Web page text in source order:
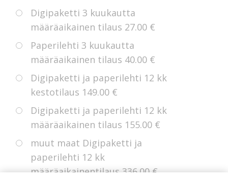
Digipaketti 3 kuukautta
määräaikainen tilaus 27.00 €
Paperilehti 3 kuukautta
määräaikainen tilaus 40.00 €
Digipaketti ja paperilehti 12 kk
kestotilaus 149.00 €
Digipaketti ja paperilehti 12 kk
määräaikainen tilaus 155.00 €
muut maat Digipaketti ja
paperilehti 12 kk
määräaikainentilaus336.00 €